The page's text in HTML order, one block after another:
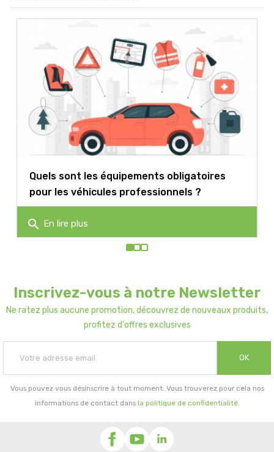
Quels sont les équipements obligatoires
pour les véhicules professionnels ?
search En lire plus
Inscrivez-vous à notre Newsletter
Ne ratez plus aucune promotion, découvrez de nouveaux produits,
profitez d'offres exclusives
OK
Vous pouvez vous désinscrire à tout moment. Vous trouverez pour cela nos
informations de contact dans la politique de confidentialité.